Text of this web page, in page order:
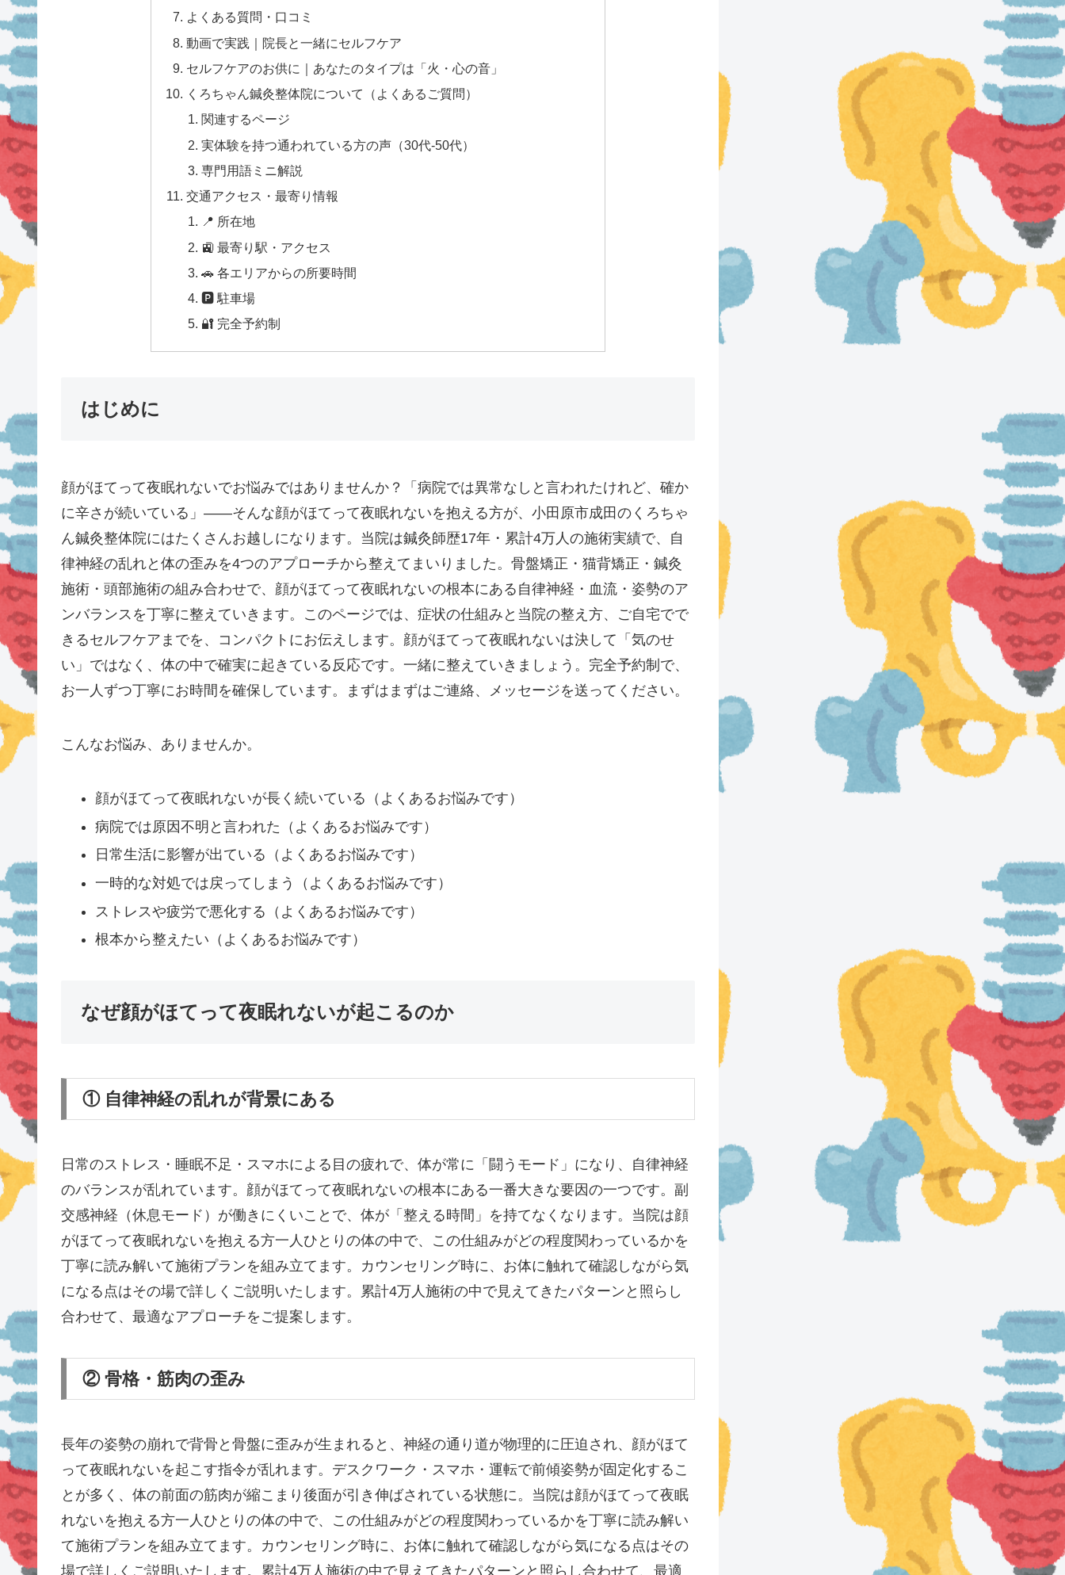
よくある質問・口コミ
動画で実践｜院長と一緒にセルフケア
セルフケアのお供に｜あなたのタイプは「火・心の音」
くろちゃん鍼灸整体院について（よくあるご質問）
関連するページ
実体験を持つ通われている方の声（30代-50代）
専門用語ミニ解説
交通アクセス・最寄り情報
📍 所在地
🚉 最寄り駅・アクセス
🚗 各エリアからの所要時間
🅿 駐車場
🔐 完全予約制
はじめに
顔がほてって夜眠れないでお悩みではありませんか？「病院では異常なしと言われたけれど、確か
に辛さが続いている」——そんな顔がほてって夜眠れないを抱える方が、小田原市成田のくろちゃ
ん鍼灸整体院にはたくさんお越しになります。当院は鍼灸師歴17年・累計4万人の施術実績で、自
律神経の乱れと体の歪みを4つのアプローチから整えてまいりました。骨盤矯正・猫背矯正・鍼灸
施術・頭部施術の組み合わせで、顔がほてって夜眠れないの根本にある自律神経・血流・姿勢のア
ンバランスを丁寧に整えていきます。このページでは、症状の仕組みと当院の整え方、ご自宅でで
きるセルフケアまでを、コンパクトにお伝えします。顔がほてって夜眠れないは決して「気のせ
い」ではなく、体の中で確実に起きている反応です。一緒に整えていきましょう。完全予約制で、
お一人ずつ丁寧にお時間を確保しています。まずはまずはご連絡、メッセージを送ってください。
こんなお悩み、ありませんか。
顔がほてって夜眠れないが長く続いている（よくあるお悩みです）
病院では原因不明と言われた（よくあるお悩みです）
日常生活に影響が出ている（よくあるお悩みです）
一時的な対処では戻ってしまう（よくあるお悩みです）
ストレスや疲労で悪化する（よくあるお悩みです）
根本から整えたい（よくあるお悩みです）
なぜ顔がほてって夜眠れないが起こるのか
① 自律神経の乱れが背景にある
日常のストレス・睡眠不足・スマホによる目の疲れで、体が常に「闘うモード」になり、自律神経
のバランスが乱れています。顔がほてって夜眠れないの根本にある一番大きな要因の一つです。副
交感神経（休息モード）が働きにくいことで、体が「整える時間」を持てなくなります。当院は顔
がほてって夜眠れないを抱える方一人ひとりの体の中で、この仕組みがどの程度関わっているかを
丁寧に読み解いて施術プランを組み立てます。カウンセリング時に、お体に触れて確認しながら気
になる点はその場で詳しくご説明いたします。累計4万人施術の中で見えてきたパターンと照らし
合わせて、最適なアプローチをご提案します。
② 骨格・筋肉の歪み
長年の姿勢の崩れで背骨と骨盤に歪みが生まれると、神経の通り道が物理的に圧迫され、顔がほて
って夜眠れないを起こす指令が乱れます。デスクワーク・スマホ・運転で前傾姿勢が固定化するこ
とが多く、体の前面の筋肉が縮こまり後面が引き伸ばされている状態に。当院は顔がほてって夜眠
れないを抱える方一人ひとりの体の中で、この仕組みがどの程度関わっているかを丁寧に読み解い
て施術プランを組み立てます。カウンセリング時に、お体に触れて確認しながら気になる点はその
場で詳しくご説明いたします。累計4万人施術の中で見えてきたパターンと照らし合わせて、最適